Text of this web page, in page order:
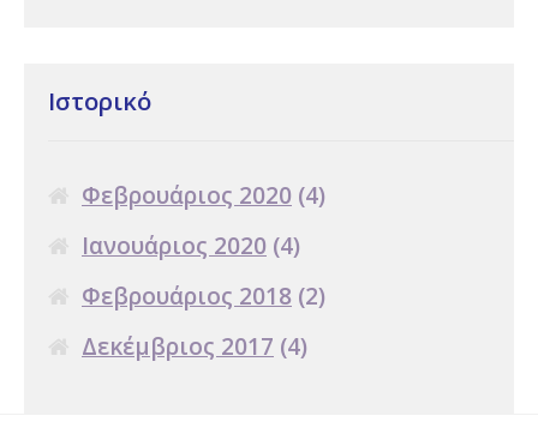
Ιστορικό
Φεβρουάριος 2020 (4)
Ιανουάριος 2020 (4)
Φεβρουάριος 2018 (2)
Δεκέμβριος 2017 (4)